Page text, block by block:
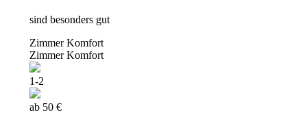
sind besonders gut
Zimmer Komfort
Zimmer Komfort
1-2
ab 50 €